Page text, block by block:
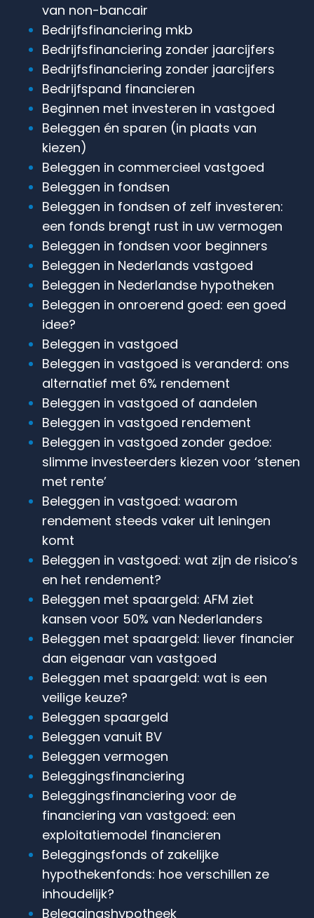
van non-bancair
Bedrijfsfinanciering mkb
Bedrijfsfinanciering zonder jaarcijfers
Bedrijfsfinanciering zonder jaarcijfers
Bedrijfspand financieren
Beginnen met investeren in vastgoed
Beleggen én sparen (in plaats van
kiezen)
Beleggen in commercieel vastgoed
Beleggen in fondsen
Beleggen in fondsen of zelf investeren:
een fonds brengt rust in uw vermogen
Beleggen in fondsen voor beginners
Beleggen in Nederlands vastgoed
Beleggen in Nederlandse hypotheken
Beleggen in onroerend goed: een goed
idee?
Beleggen in vastgoed
Beleggen in vastgoed is veranderd: ons
alternatief met 6% rendement
Beleggen in vastgoed of aandelen
Beleggen in vastgoed rendement
Beleggen in vastgoed zonder gedoe:
slimme investeerders kiezen voor ‘stenen
met rente’
Beleggen in vastgoed: waarom
rendement steeds vaker uit leningen
komt
Beleggen in vastgoed: wat zijn de risico’s
en het rendement?
Beleggen met spaargeld: AFM ziet
kansen voor 50% van Nederlanders
Beleggen met spaargeld: liever financier
dan eigenaar van vastgoed
Beleggen met spaargeld: wat is een
veilige keuze?
Beleggen spaargeld
Beleggen vanuit BV
Beleggen vermogen
Beleggingsfinanciering
Beleggingsfinanciering voor de
financiering van vastgoed: een
exploitatiemodel financieren
Beleggingsfonds of zakelijke
hypothekenfonds: hoe verschillen ze
inhoudelijk?
Beleggingshypotheek